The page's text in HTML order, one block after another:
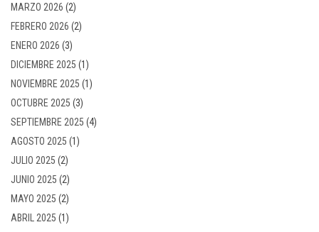
MARZO 2026 (2)
FEBRERO 2026 (2)
ENERO 2026 (3)
DICIEMBRE 2025 (1)
NOVIEMBRE 2025 (1)
OCTUBRE 2025 (3)
SEPTIEMBRE 2025 (4)
AGOSTO 2025 (1)
JULIO 2025 (2)
JUNIO 2025 (2)
MAYO 2025 (2)
ABRIL 2025 (1)